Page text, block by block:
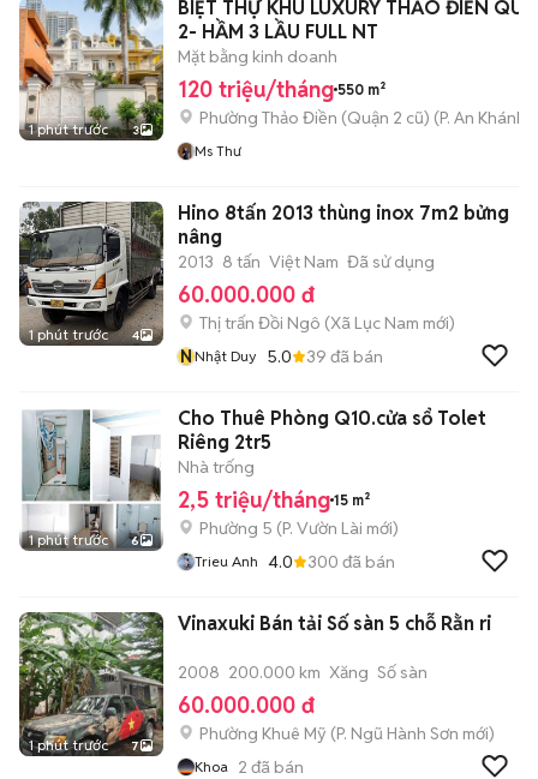
1 phút trước 3
BIỆT THỰ KHU LUXURY THẢO ĐIỀN
2- HẦM 3 LẦU FULL NT
Mặt bằng kinh doanh
120 triệu/tháng 550 m²
Phường Thảo Điền (Quận 2 cũ) (P. An Khánh
Ms Thư
1 phút trước 4
Hino 8tấn 2013 thùng inox 7m2 bửng
nâng
2013 8 tấn Việt Nam Đã sử dụng
60.000.000 đ
Thị trấn Đồi Ngô (Xã Lục Nam mới)
NNhật Duy 5.0 39 đã bán
1 phút trước 6
Cho Thuê Phòng Q10.cửa sổ Tolet
Riêng 2tr5
Nhà trống
2,5 triệu/tháng 15 m²
Phường 5 (P. Vườn Lài mới)
Trieu Anh 4.0 300 đã bán
1 phút trước 7
Vinaxuki Bán tải Số sàn 5 chỗ Rằn ri
2008 200.000 km Xăng Số sàn
60.000.000 đ
Phường Khuê Mỹ (P. Ngũ Hành Sơn mới)
Khoa 2 đã bán